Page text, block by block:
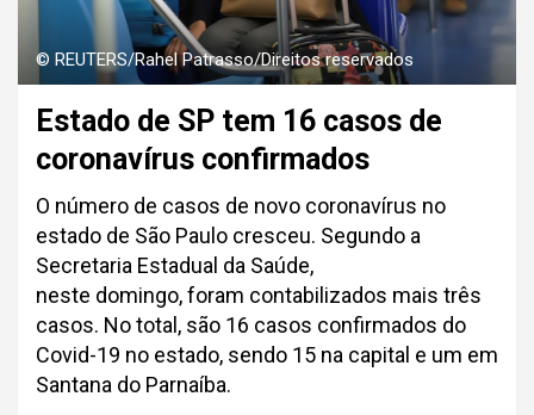
© REUTERS/Rahel Patrasso/Direitos reservados
Estado de SP tem 16 casos de
coronavírus confirmados
O número de casos de novo coronavírus no
estado de São Paulo cresceu. Segundo a
Secretaria Estadual da Saúde,
neste domingo, foram contabilizados mais três
casos. No total, são 16 casos confirmados do
Covid-19 no estado, sendo 15 na capital e um em
Santana do Parnaíba.